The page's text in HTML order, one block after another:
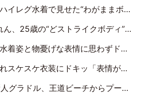
ボディ”がたまらない「うみちゃんカワイイ」「全てがステキな女神さま」「魅力的です」
ライクボディ”をバリで解禁 169cmモデル体形で挑む初の本格グラビア
表情に思わずドキドキ…「ステキなお写真」「透明感がスゴい」
ッ「表情が良過ぎる」「ねもちゃんの眼差しにドキドキが止まらない」
チからプールサイドそしてゴールドビキニまで…DVDデビュー作で躍動